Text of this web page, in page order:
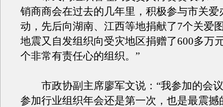
销商商会在过去的几年里，积极参与市关爱
动，先后向湖南、江西等地捐献了7个关爱
地震又自发组织向受灾地区捐赠了600多万
个非常有责任心的组织。”
市政协副主席廖军文说：“我参加的会
参加行业组织年会还是第一次，也是最震撼